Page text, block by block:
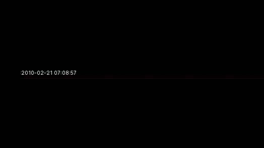
2010-02-21 07:08:57